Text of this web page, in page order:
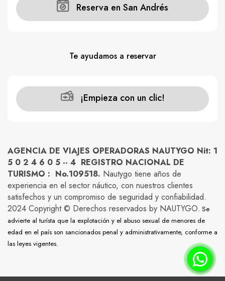
Reserva en San Andrés
Te ayudamos a reservar
¡Empieza con un clic!
AGENCIA DE VIAJES OPERADORAS NAUTYGO Nit: 1
5 0 2 4 6 0 5 -- 4 REGISTRO NACIONAL DE
TURISMO : No.109518. Nautygo tiene años de
experiencia en el sector náutico, con nuestros clientes
satisfechos y un compromiso de seguridad y confiabilidad.
2024 Copyright © Derechos reservados by NAUTYGO. Se
advierte al turísta que la explotación y el abuso sexual de menores de
edad en el país son sancionados penal y administrativamente, conforme a
las leyes vigentes.